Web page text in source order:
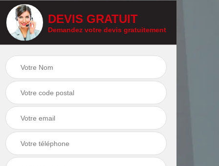
Haute-Vienne
Peinture avant toit
87 Haute-Vienne
DEVIS GRATUIT
Demandez votre devis gratuitement